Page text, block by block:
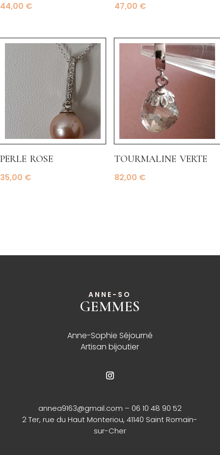
44,00 € 47,00 €
perle rose
35,00 €
tourmaline verte
82,00 €
ANNE-SO
GEMMES
Anne-Sophie Séjourné
Artisan bijoutier
annea9163@gmail.com – 06 10 48 90 52
2 Ter, rue du Haut Monteriou, 41140 Saint Romain-
sur-Cher